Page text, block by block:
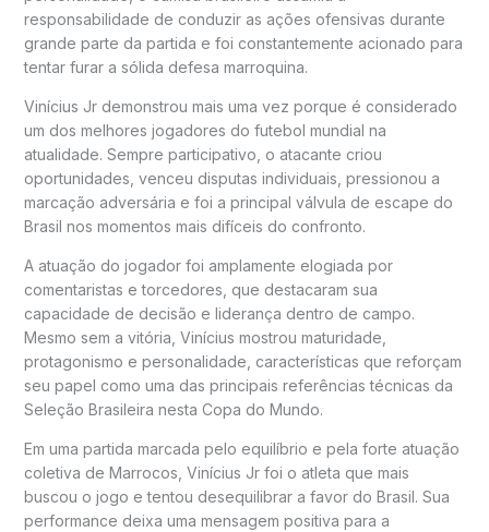
responsabilidade de conduzir as ações ofensivas durante
grande parte da partida e foi constantemente acionado para
tentar furar a sólida defesa marroquina.
Vinícius Jr demonstrou mais uma vez porque é considerado
um dos melhores jogadores do futebol mundial na
atualidade. Sempre participativo, o atacante criou
oportunidades, venceu disputas individuais, pressionou a
marcação adversária e foi a principal válvula de escape do
Brasil nos momentos mais difíceis do confronto.
A atuação do jogador foi amplamente elogiada por
comentaristas e torcedores, que destacaram sua
capacidade de decisão e liderança dentro de campo.
Mesmo sem a vitória, Vinícius mostrou maturidade,
protagonismo e personalidade, características que reforçam
seu papel como uma das principais referências técnicas da
Seleção Brasileira nesta Copa do Mundo.
Em uma partida marcada pelo equilíbrio e pela forte atuação
coletiva de Marrocos, Vinícius Jr foi o atleta que mais
buscou o jogo e tentou desequilibrar a favor do Brasil. Sua
performance deixa uma mensagem positiva para a